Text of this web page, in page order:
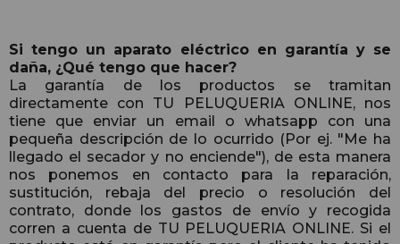
Si tengo un aparato eléctrico en garantía y se
daña, ¿Qué tengo que hacer?
La garantía de los productos se tramitan
directamente con TU PELUQUERIA ONLINE, nos
tiene que enviar un email o whatsapp con una
pequeña descripción de lo ocurrido (Por ej. "Me ha
llegado el secador y no enciende"), de esta manera
nos ponemos en contacto para la reparación,
sustitución, rebaja del precio o resolución del
contrato, donde los gastos de envío y recogida
corren a cuenta de TU PELUQUERIA ONLINE. Si el